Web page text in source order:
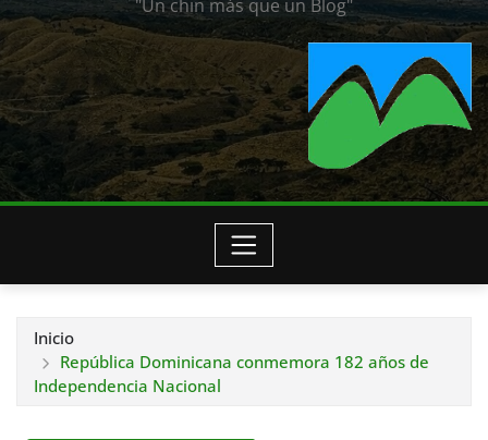
"Un chin más que un Blog"
Inicio
República Dominicana conmemora 182 años de
Independencia Nacional